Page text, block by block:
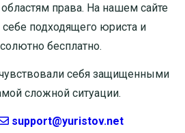
права. На нашем сайте
подходящего юриста и
бесплатно.
себя защищенными
сложной ситуации.
support@yuristov.net